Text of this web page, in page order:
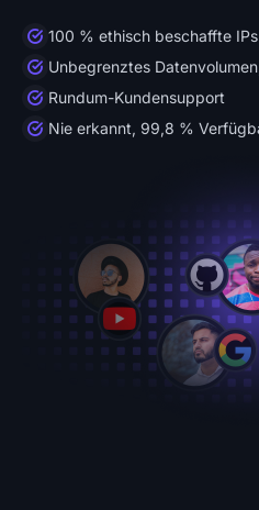
100 % ethisch beschaffte IPs
Unbegrenztes
Rundum-Kundensupport
Nie erkannt, 99,8 %